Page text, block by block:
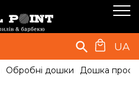
UA
Обробні дошки Дошка